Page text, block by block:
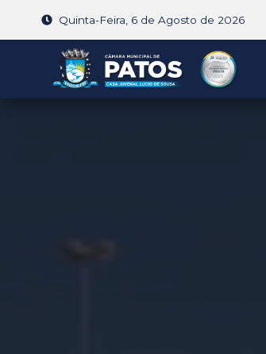
Quinta-Feira, 6 de Agosto de 2026